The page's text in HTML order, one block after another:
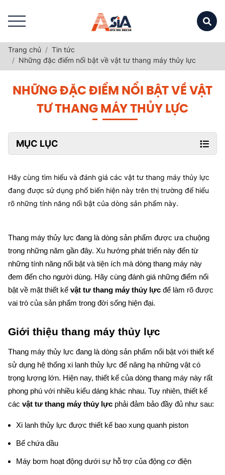
Trang chủ
Tin tức
Những đặc điểm nổi bật về vật tư thang máy thủy lực
NHỮNG ĐẶC ĐIỂM NỔI BẬT VỀ VẬT
TƯ THANG MÁY THỦY LỰC
MỤC LỤC
Hãy cùng tìm hiểu và đánh giá các vật tư thang máy thủy lực
đang được sử dụng phổ biến hiện này trên thị trường để hiểu
rõ những tính năng nổi bật của dòng sản phẩm này.
Thang máy thủy lực đang là dòng sản phẩm được ưa chuộng
trong những năm gần đây. Xu hướng phát triển này đến từ
những tính năng nổi bật và tiện ích mà dòng thang máy này
đem đến cho người dùng. Hãy cùng đánh giá những điểm nổi
bật về mặt thiết kế vật tư thang máy thủy lực để làm rõ được
vai trò của sản phẩm trong đời sống hiện đại.
Giới thiệu thang máy thủy lực
Thang máy thủy lực đang là dòng sản phẩm nổi bật với thiết kế
sử dụng hệ thống xi lanh thủy lực để nâng hạ những vật có
trọng lượng lớn. Hiện nay, thiết kế của dòng thang máy này rất
phong phú với nhiều kiểu dáng khác nhau. Tuy nhiên, thiết kế
các vật tư thang máy thủy lực phải đảm bảo đầy đủ như sau:
Xi lanh thủy lực được thiết kế bao xung quanh piston
Bể chứa dầu
Máy bơm hoạt động dưới sự hỗ trợ của động cơ điện